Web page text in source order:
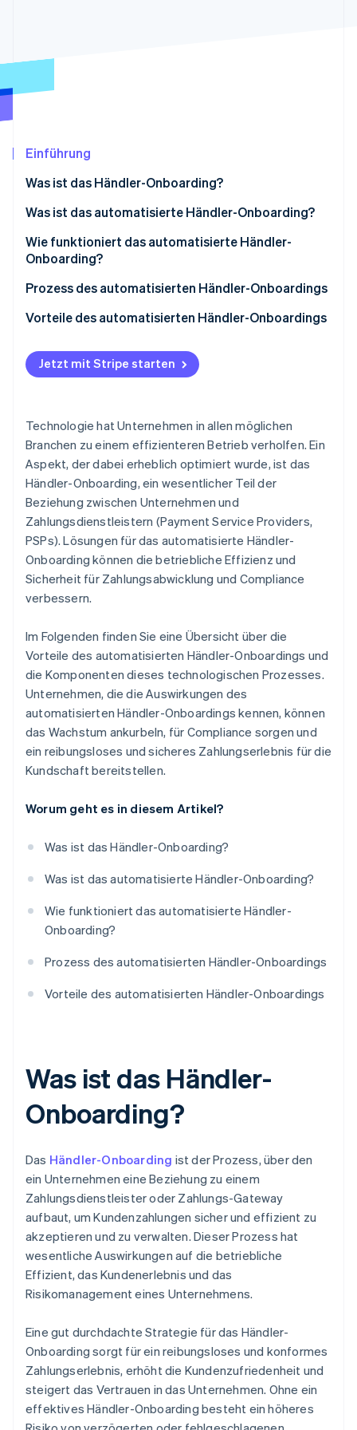
Stripe-Sessions 2026
Jetzt ansehen
Einführung
Was ist das Händler-Onboarding?
Was ist das automatisierte Händler-Onboarding?
Wie funktioniert das automatisierte Händler-
Onboarding?
Prozess des automatisierten Händler-Onboardings
Vorteile des automatisierten Händler-Onboardings
Jetzt mit Stripe starten
Technologie hat Unternehmen in allen möglichen
Branchen zu einem effizienteren Betrieb verholfen. Ein
Aspekt, der dabei erheblich optimiert wurde, ist das
Händler-Onboarding, ein wesentlicher Teil der
Beziehung zwischen Unternehmen und
Zahlungsdienstleistern (Payment Service Providers,
PSPs). Lösungen für das automatisierte Händler-
Onboarding können die betriebliche Effizienz und
Sicherheit für Zahlungsabwicklung und Compliance
verbessern.
Im Folgenden finden Sie eine Übersicht über die
Vorteile des automatisierten Händler-Onboardings und
die Komponenten dieses technologischen Prozesses.
Unternehmen, die die Auswirkungen des
automatisierten Händler-Onboardings kennen, können
das Wachstum ankurbeln, für Compliance sorgen und
ein reibungsloses und sicheres Zahlungserlebnis für die
Kundschaft bereitstellen.
Worum geht es in diesem Artikel?
Was ist das Händler-Onboarding?
Was ist das automatisierte Händler-Onboarding?
Wie funktioniert das automatisierte Händler-
Onboarding?
Prozess des automatisierten Händler-Onboardings
Vorteile des automatisierten Händler-Onboardings
Was ist das Händler-
Onboarding?
Das Händler-Onboarding ist der Prozess, über den
ein Unternehmen eine Beziehung zu einem
Zahlungsdienstleister oder Zahlungs-Gateway
aufbaut, um Kundenzahlungen sicher und effizient zu
akzeptieren und zu verwalten. Dieser Prozess hat
wesentliche Auswirkungen auf die betriebliche
Effizient, das Kundenerlebnis und das
Risikomanagement eines Unternehmens.
Eine gut durchdachte Strategie für das Händler-
Onboarding sorgt für ein reibungsloses und konformes
Zahlungserlebnis, erhöht die Kundenzufriedenheit und
steigert das Vertrauen in das Unternehmen. Ohne ein
effektives Händler-Onboarding besteht ein höheres